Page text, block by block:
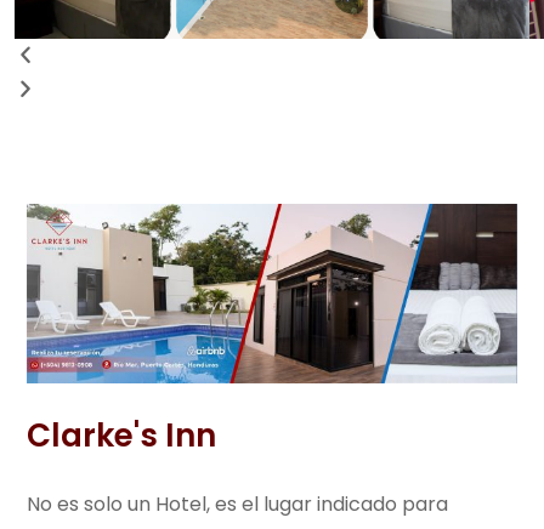
Clarke's Inn
No es solo un Hotel, es el lugar indicado para